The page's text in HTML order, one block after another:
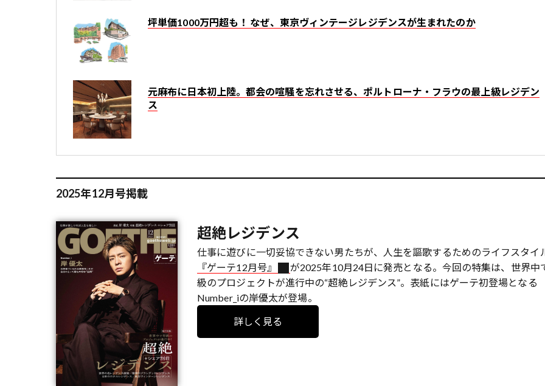
坪単価1000万円超も！ なぜ、東京ヴィンテージレジデンスが生まれたのか
元麻布に日本初上陸。都会の喧騒を忘れさせる、ポルトローナ・フラウの最上級レジデン
ス
2025年12月号掲載
超絶レジデンス
仕事に遊びに一切妥協できない男たちが、人生を謳歌するためのライフスタイ
『ゲーテ12月号』
が2025年10月24日に発売となる。今回の特集は、世界中
級のプロジェクトが進行中の“超絶レジデンス”。表紙にはゲーテ初登場となる
Number_iの岸優太が登場。
詳しく見る